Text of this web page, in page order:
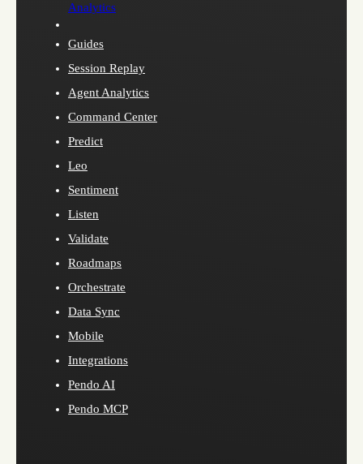
Analytics
Guides
Session Replay
Agent Analytics
Command Center
Predict
Leo
Sentiment
Listen
Validate
Roadmaps
Orchestrate
Data Sync
Mobile
Integrations
Pendo AI
Pendo MCP